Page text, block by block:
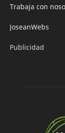
Trabaja con
JoseanWebs
Publicidad